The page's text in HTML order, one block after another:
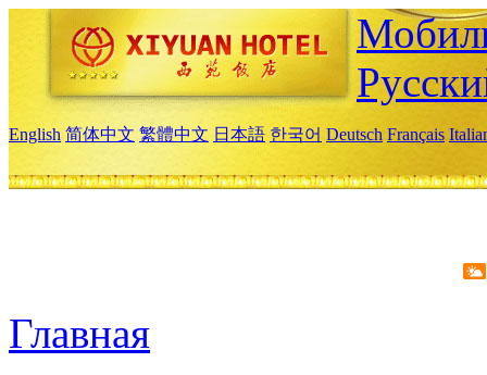
English 简体中文 繁體中文 日本語 한국어 Deutsch Français
Главная